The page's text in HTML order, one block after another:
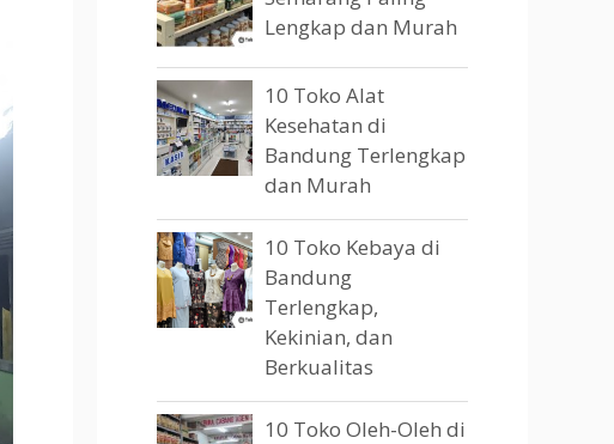
Lengkap dan Murah
10 Toko Alat
Kesehatan di
Bandung Terlengkap
dan Murah
10 Toko Kebaya di
Bandung
Terlengkap,
Kekinian, dan
Berkualitas
10 Toko Oleh-Oleh di